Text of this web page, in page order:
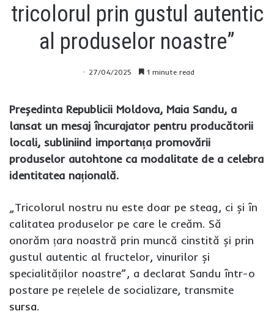
tricolorul prin gustul autentic
al produselor noastre”
27/04/2025 1 minute read
Președinta Republicii Moldova, Maia Sandu, a
lansat un mesaj încurajator pentru producătorii
locali, subliniind importanța promovării
produselor autohtone ca modalitate de a celebra
identitatea națională.
„Tricolorul nostru nu este doar pe steag, ci și în
calitatea produselor pe care le creăm. Să
onorăm țara noastră prin muncă cinstită și prin
gustul autentic al fructelor, vinurilor și
specialităților noastre”, a declarat Sandu într-o
postare pe rețelele de socializare, transmite
sursa.